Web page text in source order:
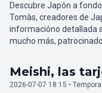
Descubre Japón a
Tomàs, creadores de
informacióno detallada
mucho más,
Meishi, las
2026-07-07 18:15 •